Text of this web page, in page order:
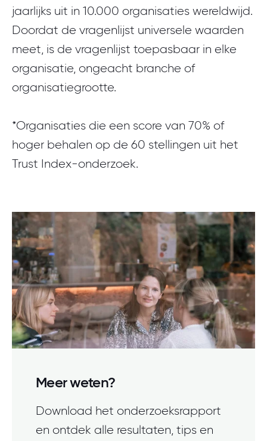
jaarlijks uit in 10.000 organisaties wereldwijd.
Doordat de vragenlijst universele waarden
meet, is de vragenlijst toepasbaar in elke
organisatie, ongeacht branche of
organisatiegrootte.
*Organisaties die een score van 70% of
hoger behalen op de 60 stellingen uit het
Trust Index-onderzoek.
Meer weten?
Download het onderzoeksrapport
en ontdek alle resultaten, tips en